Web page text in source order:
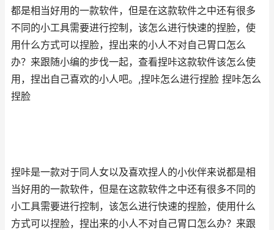
都是相当好用的一款软件，但是在这款软件之中还有很多
不同的小工具需要进行控制，该怎么进行快速的捏脸，使
用什么方式可以捏脸，捏出来的小人不对自己胃口怎么
办？来跟随小编的步伐一起，查看捏咔这款软件该怎么使
用，捏出自己喜欢的小人吧。,捏咔怎么进行捏脸 捏咔怎么
捏脸
捏咔是一款对于同人女以及喜欢捏人的小伙伴来说都是相
当好用的一款软件，但是在这款软件之中还有很多不同的
小工具需要进行控制，该怎么进行快速的捏脸，使用什么
方式可以捏脸，捏出来的小人不对自己胃口怎么办？来跟